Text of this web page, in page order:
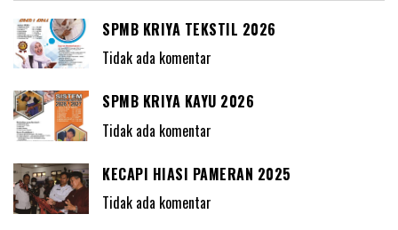
SPMB KRIYA TEKSTIL 2026
Tidak ada komentar
SPMB KRIYA KAYU 2026
Tidak ada komentar
KECAPI HIASI PAMERAN 2025
Tidak ada komentar